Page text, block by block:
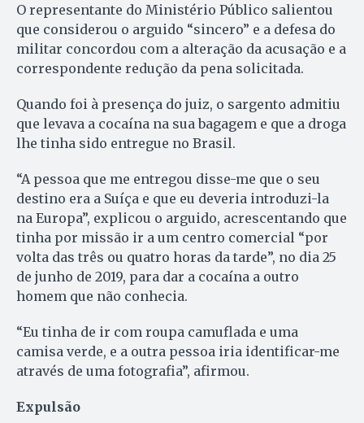
O representante do Ministério Público salientou
que considerou o arguido “sincero” e a defesa do
militar concordou com a alteração da acusação e a
correspondente redução da pena solicitada.
Quando foi à presença do juiz, o sargento admitiu
que levava a cocaína na sua bagagem e que a droga
lhe tinha sido entregue no Brasil.
“A pessoa que me entregou disse-me que o seu
destino era a Suíça e que eu deveria introduzi-la
na Europa”, explicou o arguido, acrescentando que
tinha por missão ir a um centro comercial “por
volta das três ou quatro horas da tarde”, no dia 25
de junho de 2019, para dar a cocaína a outro
homem que não conhecia.
“Eu tinha de ir com roupa camuflada e uma
camisa verde, e a outra pessoa iria identificar-me
através de uma fotografia”, afirmou.
Expulsão